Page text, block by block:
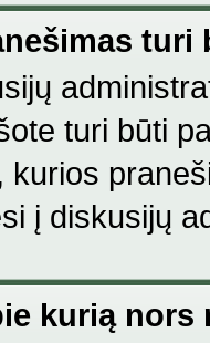
turi būti
kurios
į diskusijų
kurią nors